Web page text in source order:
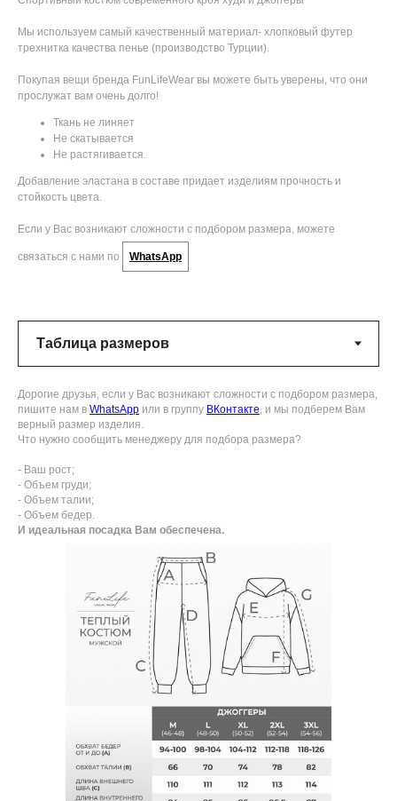
Мы используем самый качественный материал- хлопковый футер
трехнитка качества пенье (производство Турции).
Покупая вещи бренда FunLifeWear вы можете быть уверены, что они
прослужат вам очень долго!
Ткань не линяет
Не скатывается
Не растягивается.
Добавление эластана в составе придает изделиям прочность и
стойкость цвета.
Если у Вас возникают сложности с подбором размера, можете
связаться с нами по WhatsApp
Дорогие друзья, если у Вас возникают сложности с подбором размера,
пишите нам в WhatsApp или в группу ВКонтакте, и мы подберем Вам
верный размер изделия.
Что нужно сообщить менеджеру для подбора размера?
- Ваш рост;
- Объем груди;
- Объем талии;
- Объем бедер.
И идеальная посадка Вам обеспечена.